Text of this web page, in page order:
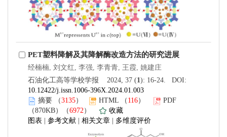
PET塑料降解及其降解酶改造方法的研究进展
经楠楠, 刘文红, 李强, 李青青, 王霞, 姚建庄
石油化工高等学校学报 2024, 37 (1 ): 16-24. DOI:
10.12422/j.issn.1006-396X.2024.01.003
摘要 （3135） HTML （ 116）
PDF
（870KB）（6972 ）
收藏
图表
参考文献 相关文章 多维度评价